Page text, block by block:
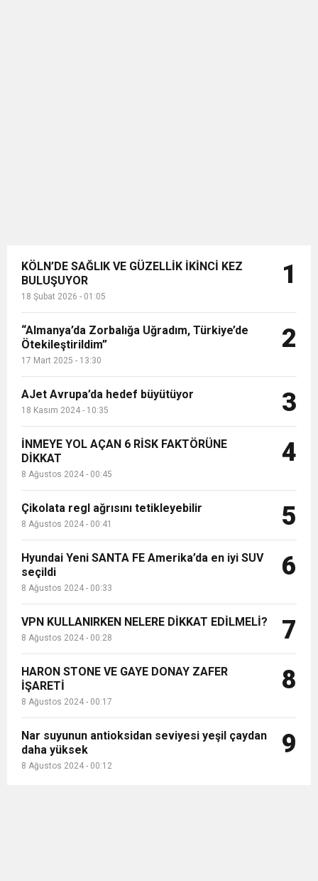
KÖLN’DE SAĞLIK VE GÜZELLİK İKİNCİ KEZ
BULUŞUYOR
18 Şubat 2026 - 01:05
1
“Almanya’da Zorbalığa Uğradım, Türkiye’de
Ötekileştirildim”
17 Mart 2025 - 13:30
2
AJet Avrupa’da hedef büyütüyor
18 Kasım 2024 - 10:35 3
İNMEYE YOL AÇAN 6 RİSK FAKTÖRÜNE
DİKKAT
8 Ağustos 2024 - 00:45
4
Çikolata regl ağrısını tetikleyebilir
8 Ağustos 2024 - 00:41 5
Hyundai Yeni SANTA FE Amerika’da en iyi SUV
seçildi
8 Ağustos 2024 - 00:33
6
VPN KULLANIRKEN NELERE DİKKAT EDİLMELİ?
8 Ağustos 2024 - 00:28 7
HARON STONE VE GAYE DONAY ZAFER
İŞARETİ
8 Ağustos 2024 - 00:17
8
Nar suyunun antioksidan seviyesi yeşil çaydan
daha yüksek
8 Ağustos 2024 - 00:12
9